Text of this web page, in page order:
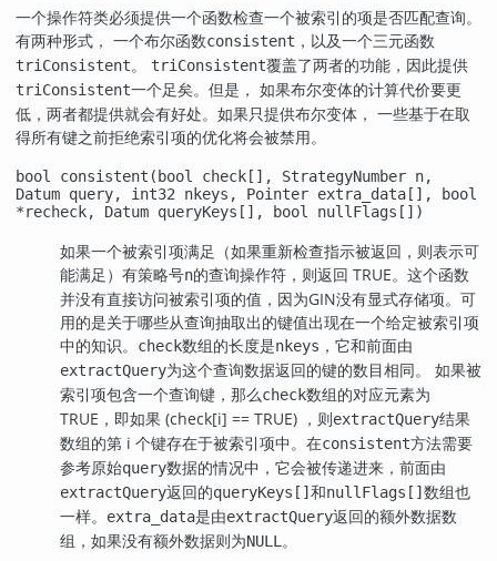
一个操作符类必须提供一个函数检查一个被索引的项是否匹配查询。
有两种形式， 一个布尔函数consistent ，以及一个三元函数
triConsistent。 triConsistent覆盖了两者的功能，因此提供
triConsistent一个足矣。但是， 如果布尔变体的计算代价要更
低，两者都提供就会有好处。如果只提供布尔变体， 一些基于在取
得所有键之前拒绝索引项的优化将会被禁用。
bool consistent(bool check[], StrategyNumber n,
Datum query, int32 nkeys, Pointer extra_data[], bool
*recheck, Datum queryKeys[], bool nullFlags[])
如果一个被索引项满足（如果重新检查指示被返回，则表示可
能满足）有策略号n的查询操作符，则返回 TRUE。这个函数
并没有直接访问被索引项的值，因为GIN没有显式存储项。可
用的是关于哪些从查询抽取出的键值出现在一个给定被索引项
中的知识。
check数组的长度是nkeys ，它和前面由
extractQuery为这个查询数据返回的键的数目相同。 如果被
索引项包含一个查询键，那么check数组的对应元素为
TRUE，即如果 (check[i] == TRUE) ，则extractQuery结果
数组的第 i 个键存在于被索引项中。在consistent方法需要
参考原始query数据的情况中，它会被传递进来，前面由
extractQuery返回的queryKeys[]和nullFlags[]数组也
一样。
extra_data是由extractQuery返回的额外数据数
组，如果没有额外数据则为NULL 。